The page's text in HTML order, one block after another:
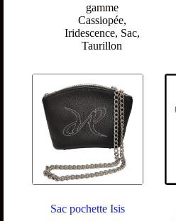
gamme
Cassiopée,
Iridescence, Sac,
Taurillon
Sac pochette Isis